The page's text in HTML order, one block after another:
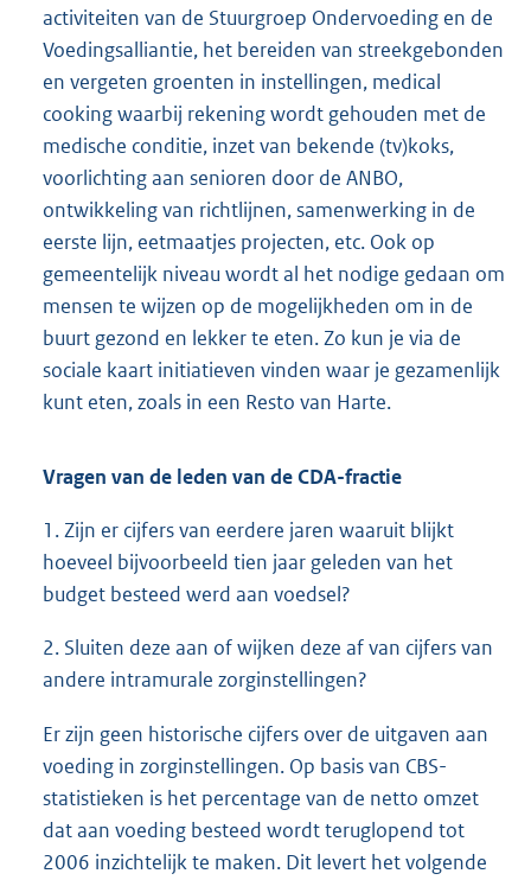
activiteiten van de Stuurgroep Ondervoeding en de
Voedingsalliantie, het bereiden van streekgebonden
en vergeten groenten in instellingen, medical
cooking waarbij rekening wordt gehouden met de
medische conditie, inzet van bekende (tv)koks,
voorlichting aan senioren door de ANBO,
ontwikkeling van richtlijnen, samenwerking in de
eerste lijn, eetmaatjes projecten, etc. Ook op
gemeentelijk niveau wordt al het nodige gedaan om
mensen te wijzen op de mogelijkheden om in de
buurt gezond en lekker te eten. Zo kun je via de
sociale kaart initiatieven vinden waar je gezamenlijk
kunt eten, zoals in een Resto van Harte.
Vragen van de leden van de CDA-fractie
1. Zijn er cijfers van eerdere jaren waaruit blijkt
hoeveel bijvoorbeeld tien jaar geleden van het
budget besteed werd aan voedsel?
2. Sluiten deze aan of wijken deze af van cijfers van
andere intramurale zorginstellingen?
Er zijn geen historische cijfers over de uitgaven aan
voeding in zorginstellingen. Op basis van CBS-
statistieken is het percentage van de netto omzet
dat aan voeding besteed wordt teruglopend tot
2006 inzichtelijk te maken. Dit levert het volgende